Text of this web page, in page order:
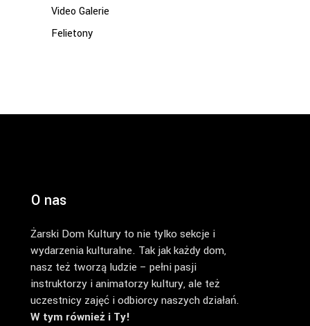
Video Galerie
Felietony
O nas
Żarski Dom Kultury to nie tylko sekcje i
wydarzenia kulturalne. Tak jak każdy dom,
nasz też tworzą ludzie – pełni pasji
instruktorzy i animatorzy kultury, ale też
uczestnicy zajęć i odbiorcy naszych działań.
W tym również i Ty!